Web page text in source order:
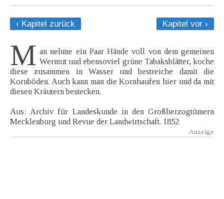
‹ Kapitel zurück Kapitel vor ›
M an nehme ein Paar Hände voll von dem gemeinen
Wermut und ebensoviel grüne Tabaksblätter, koche
diese zusammen in Wasser und bestreiche damit die
Kornböden. Auch kann man die Kornhaufen hier und da mit
diesen Kräutern bestecken.
Aus: Archiv für Landeskunde in den Großherzogtümern
Mecklenburg und Revue der Landwirtschaft. 1852